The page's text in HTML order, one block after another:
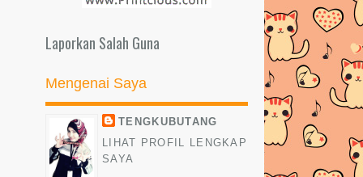
MENGHARGAI SYILING KERANA
ARKKKKK!! LAGI SEKALI!!!???
MISI MEMANDIKAN SI OYEN & SI
AYAM PANGGANG ALA-ALA
KENNY ROGERS
KOMEN MISTERI DI KOTAK
Laporkan Salah Guna
Mengenai Saya
TENGKUBUTANG
LIHAT PROFIL LENGKAP
SAYA